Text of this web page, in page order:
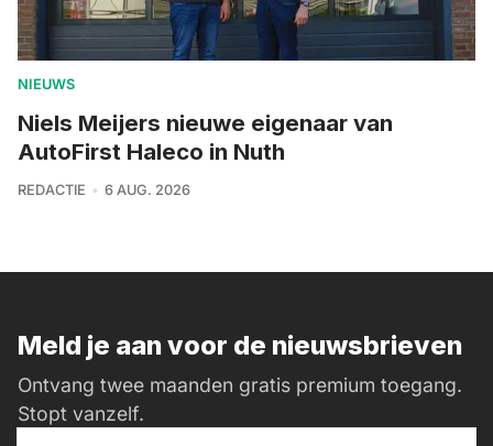
NIEUWS
Niels Meijers nieuwe eigenaar van
AutoFirst Haleco in Nuth
REDACTIE 6 AUG. 2026
Meld je aan voor de nieuwsbrieven
Ontvang twee maanden gratis premium toegang.
Stopt vanzelf.